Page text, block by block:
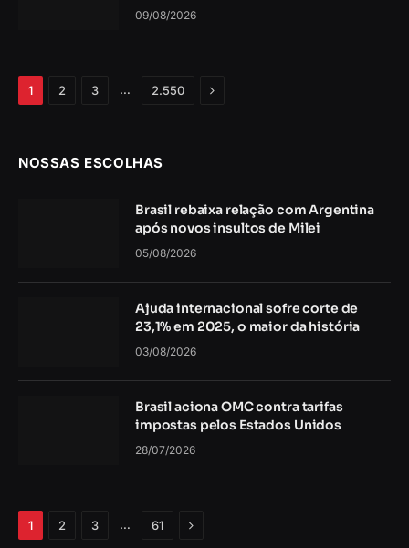
09/08/2026
1 2 3 … 2.550 Próximo
NOSSAS ESCOLHAS
Brasil rebaixa relação com Argentina
após novos insultos de Milei
05/08/2026
Ajuda internacional sofre corte de
23,1% em 2025, o maior da história
03/08/2026
Brasil aciona OMC contra tarifas
impostas pelos Estados Unidos
28/07/2026
1 2 3 … 61 Próximo